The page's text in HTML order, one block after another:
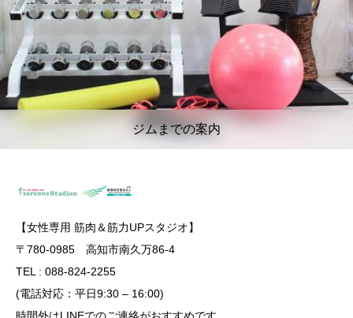
ジムまでの案内
【女性専用 筋肉＆筋力UPスタジオ】
〒780-0985 高知市南久万86-4
TEL : 088-824-2255
(電話対応：平日9:30 – 16:00)